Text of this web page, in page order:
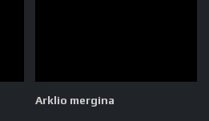
Arklio mergina